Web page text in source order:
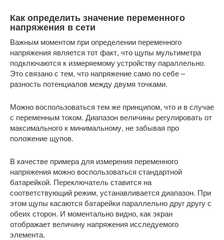
Как определить значение переменного
напряжения в сети
Важным моментом при определении переменного
напряжения является тот факт, что щупы мультиметра
подключаются к измеряемому устройству параллельно.
Это связано с тем, что напряжение само по себе –
разность потенциалов между двумя точками.
Можно воспользоваться тем же принципом, что и в случае
с переменным током. Диапазон величины регулировать от
максимального к минимальному, не забывая про
положение щупов.
В качестве примера для измерения переменного
напряжения можно воспользоваться стандартной
батарейкой. Переключатель ставится на
соответствующий режим, устанавливается диапазон. При
этом щупы касаются батарейки параллельно друг другу с
обеих сторон. И моментально видно, как экран
отображает величину напряжения исследуемого
элемента.